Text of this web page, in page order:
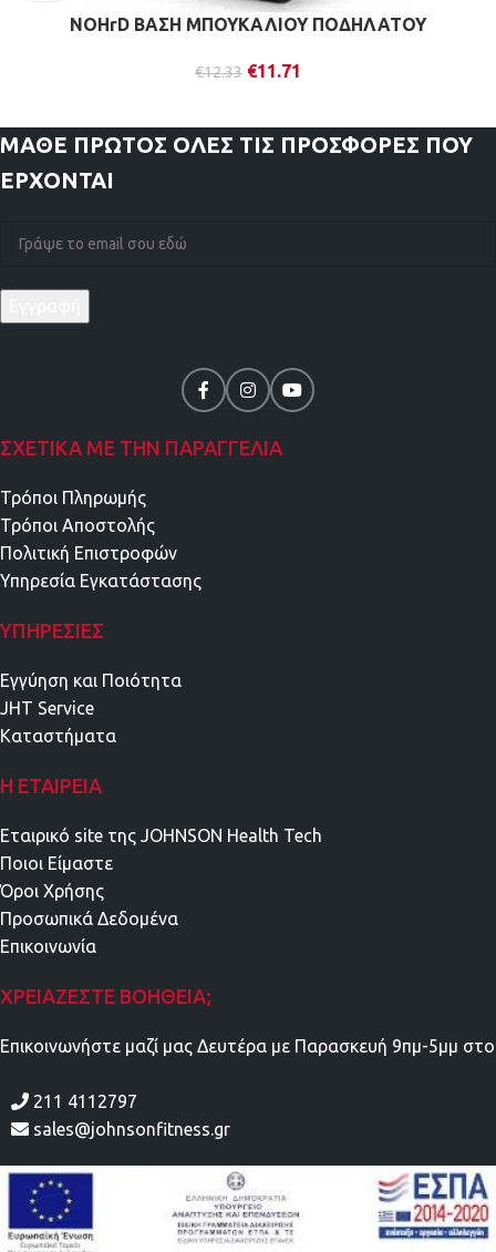
NOHrD ΒΑΣΗ ΜΠΟΥΚΑΛΙΟΥ ΠΟΔΗΛΑΤΟΥ
€12.33 €11.71
ΜΑΘΕ ΠΡΩΤΟΣ ΟΛΕΣ ΤΙΣ ΠΡΟΣΦΟΡΕΣ ΠΟΥ
ΕΡΧΟΝΤΑΙ
ΣΧΕΤΙΚΑ ΜΕ ΤΗΝ ΠΑΡΑΓΓΕΛΙΑ
Τρόποι Πληρωμής
Τρόποι Αποστολής
Πολιτική Επιστροφών
Υπηρεσία Εγκατάστασης
ΥΠΗΡΕΣΊΕΣ
Εγγύηση και Ποιότητα
JHT Service
Καταστήματα
Η ΕΤΑΙΡΕΊΑ
Εταιρικό site της JOHNSON Health Tech
Ποιοι Είμαστε
Όροι Χρήσης
Προσωπικά Δεδομένα
Επικοινωνία
ΧΡΕΙΆΖΕΣΤΕ ΒΟΉΘΕΙΑ;
Επικοινωνήστε μαζί μας Δευτέρα με Παρασκευή 9πμ-5μμ στο
211 4112797
sales@johnsonfitness.gr